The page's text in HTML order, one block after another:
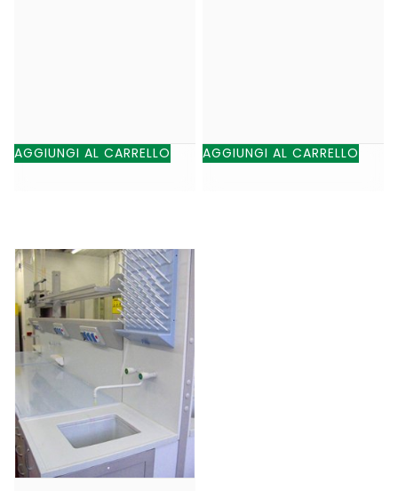
AGGIUNGI AL CARRELLO AGGIUNGI AL CARRELLO